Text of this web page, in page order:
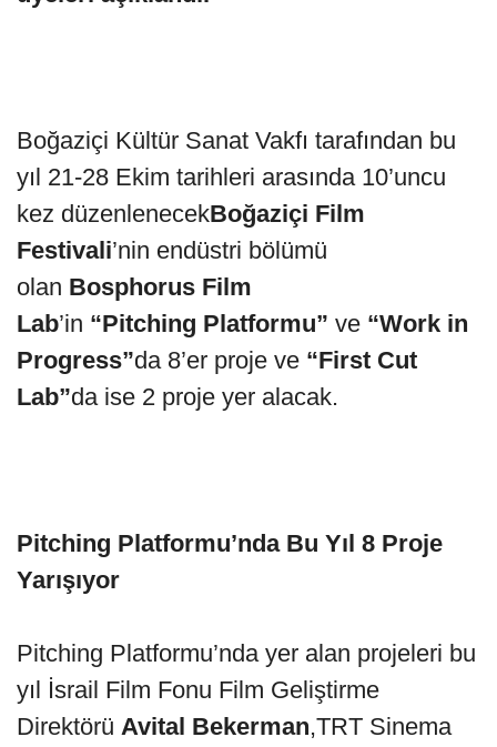
Boğaziçi Kültür Sanat Vakfı tarafından bu
yıl 21-28 Ekim tarihleri arasında 10’uncu
kez düzenlenecekBoğaziçi Film
Festivali’nin endüstri bölümü
olan Bosphorus Film
Lab’in “Pitching Platformu” ve “Work in
Progress”da 8’er proje ve “First Cut
Lab”da ise 2 proje yer alacak.
Pitching Platformu’nda Bu Yıl 8 Proje
Yarışıyor
Pitching Platformu’nda yer alan projeleri bu
yıl İsrail Film Fonu Film Geliştirme
Direktörü Avital Bekerman,TRT Sinema